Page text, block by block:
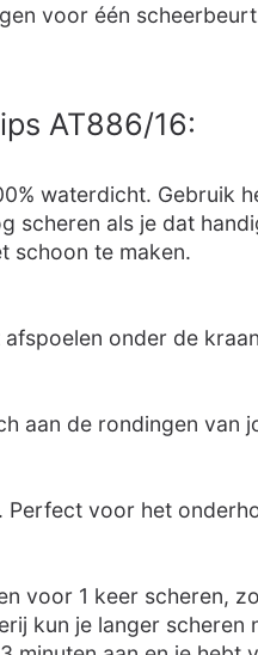
voor één
AT886/16:
waterdicht.
scheren als je dat
schoon te maken.
onder de
aan de rondingen van
voor het
voor 1 keer scheren,
kun je langer